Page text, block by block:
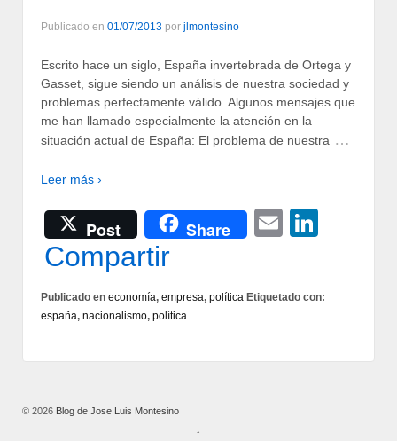
Publicado en 01/07/2013 por jlmontesino
Escrito hace un siglo, España invertebrada de Ortega y
Gasset, sigue siendo un análisis de nuestra sociedad y
problemas perfectamente válido. Algunos mensajes que
me han llamado especialmente la atención en la
situación actual de España: El problema de nuestra …
Leer más ›
Post Share Email
Compartir
Publicado en economía, empresa, política Etiquetado con:
españa, nacionalismo, política
© 2026 Blog de Jose Luis Montesino
↑